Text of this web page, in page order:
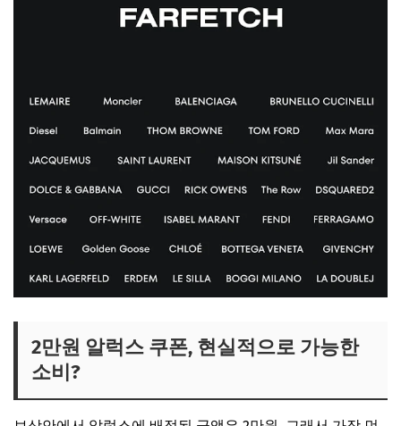
2만원 알럭스 쿠폰, 현실적으로 가능한
소비?